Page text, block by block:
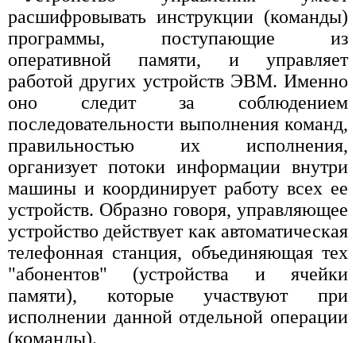
расшифровывать инструкции (команды)
программы, поступающие из
оперативной памяти, и управляет
работой других устройств ЭВМ. Именно
оно следит за соблюдением
последовательности выполнения команд,
правильностью их исполнения,
организует потоки информации внутри
машины и координирует работу всех ее
устройств. Образно говоря, управляющее
устройство действует как автоматическая
телефонная станция, объединяющая тех
"абонентов" (устройства и ячейки
памяти), которые участвуют при
исполнении данной отдельной операции
(команды).